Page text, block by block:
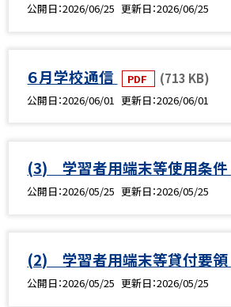
公開日 2026/06/25 更新日 2026/06/25
６月学校通信 PDF (713 KB)
公開日 2026/06/01 更新日 2026/06/01
(3) 学習者用端末等使用条件
公開日 2026/05/25 更新日 2026/05/25
(2) 学習者用端末等貸付要領
公開日 2026/05/25 更新日 2026/05/25